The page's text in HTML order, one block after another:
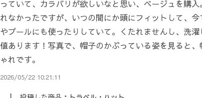
っていて、カラバリが欲しいなと思い、ベージュを購
れなかったですが、いつの間にか頭にフィットして、
やプールにも使ったりしていて。くたれませんし、洗
値あります！写真で、帽子のかぶっている姿を見ると
ゃれです。
2026/05/22 10:21:11